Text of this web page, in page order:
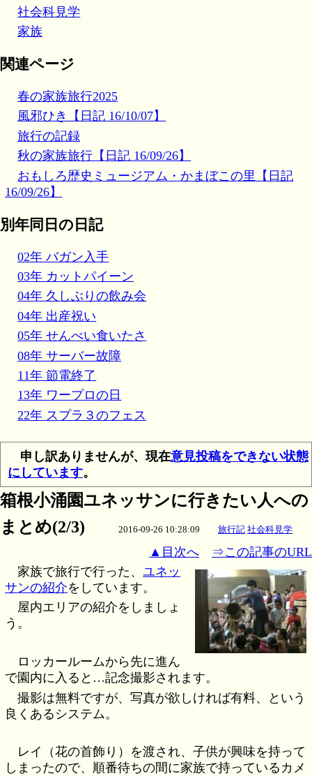
社会科見学
家族
関連ページ
春の家族旅行2025
風邪ひき【日記 16/10/07】
旅行の記録
秋の家族旅行【日記 16/09/26】
おもしろ歴史ミュージアム・かまぼこの里【日記
16/09/26】
別年同日の日記
02年 バガン入手
03年 カットパイーン
04年 久しぶりの飲み会
04年 出産祝い
05年 せんべい食いたさ
08年 サーバー故障
11年 節電終了
13年 ワープロの日
22年 スプラ３のフェス
申し訳ありませんが、現在意見投稿をできない状態
にしています。
箱根小涌園ユネッサンに行きたい人への
まとめ(2/3)
2016-09-26 10:28:09 旅行記 社会科見学
▲目次へ
⇒この記事のURL
家族で旅行で行った、ユネッ
サンの紹介をしています。
屋内エリアの紹介をしましょ
う。
ロッカールームから先に進ん
で園内に入ると…記念撮影されます。
撮影は無料ですが、写真が欲しければ有料、という
良くあるシステム。
レイ（花の首飾り）を渡され、子供が興味を持って
しまったので、順番待ちの間に家族で持っているカメ